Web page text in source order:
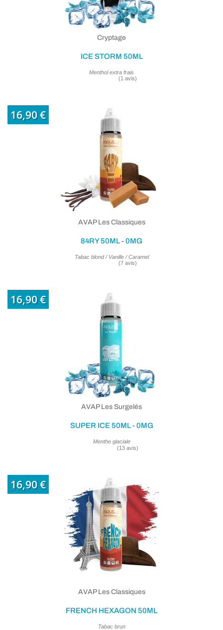
Cryptage
ICE STORM 50ML
Menthol extra frais
16,90 €
AVAP Les Classiques
84RY 50ML - 0MG
Tabac blond / Vanille / Caramel
16,90 €
AVAP Les Surgelés
SUPER ICE 50ML - 0MG
Menthe glaciale
16,90 €
AVAP Les Classiques
FRENCH HEXAGON 50ML
Tabac brun